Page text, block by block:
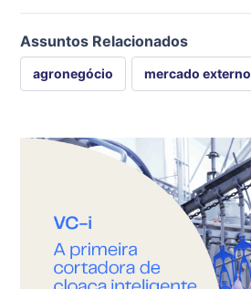
Assuntos Relacionados
agronegócio mercado externo